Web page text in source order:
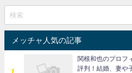
メッチャ人気の記事
関根和也のプロフ
評判！結婚、妻や